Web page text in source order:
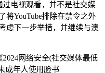
电视观看，并不是社交媒
将YouTube排除在禁令之外
虑下一步举措，并继续与澳
网络安全(社交媒体最低
成年人使用脸书